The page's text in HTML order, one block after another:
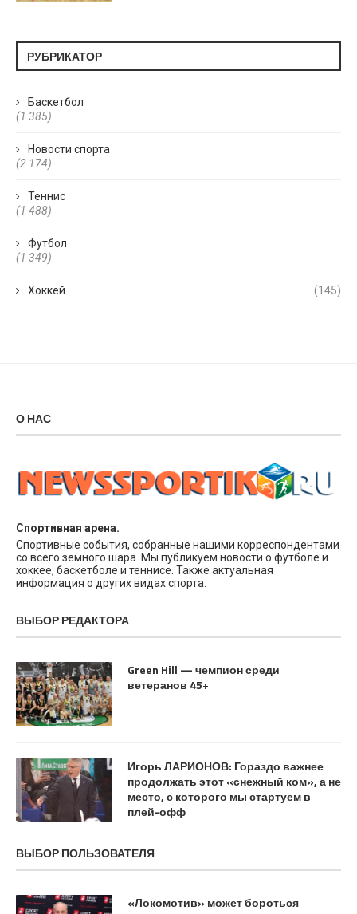
РУБРИКАТОР
Баскетбол
(1 385)
Новости спорта
(2 174)
Теннис
(1 488)
Футбол
(1 349)
Хоккей (145)
О НАС
Спортивная арена.
Спортивные события, собранные нашими корреспондентами
со всего земного шара. Мы публикуем новости о футболе и
хоккее, баскетболе и теннисе. Также актуальная
информация о других видах спорта.
ВЫБОР РЕДАКТОРА
Green Hill — чемпион среди
ветеранов 45+
Игорь ЛАРИОНОВ: Гораздо важнее
продолжать этот «снежный ком», а не
место, с которого мы стартуем в
плей-офф
ВЫБОР ПОЛЬЗОВАТЕЛЯ
«Локомотив» может бороться